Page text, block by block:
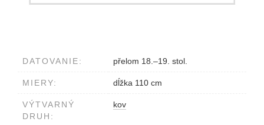
DATOVANIE: přelom 18.–19. stol.
MIERY: dĺžka 110 cm
VÝTVARNÝ
DRUH:
kov